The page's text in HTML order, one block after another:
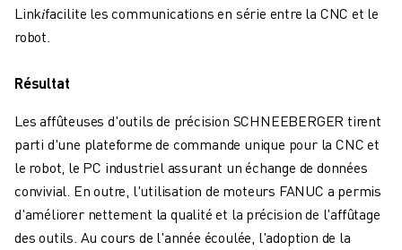
CARRIÈRE
FAÇONNEZ VOTRE AVENIR AVEC FANUC
CONTACT
LOCALISATION DES SITES
IMPRESSION
Link𝑖facilite les communications en série entre la CNC et le
robot.
Résultat
Les affûteuses d'outils de précision SCHNEEBERGER tirent
parti d'une plateforme de commande unique pour la CNC et
le robot, le PC industriel assurant un échange de données
convivial. En outre, l'utilisation de moteurs FANUC a permis
d'améliorer nettement la qualité et la précision de l'affûtage
des outils. Au cours de l'année écoulée, l'adoption de la